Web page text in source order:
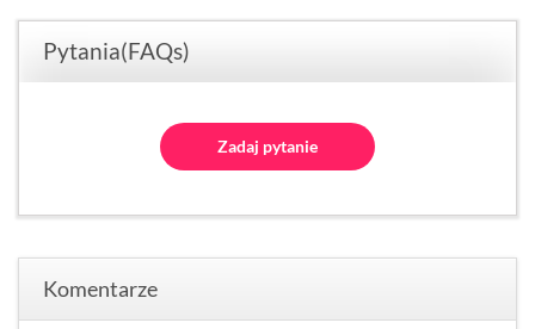
Pytania(FAQs)
Zadaj pytanie
Komentarze